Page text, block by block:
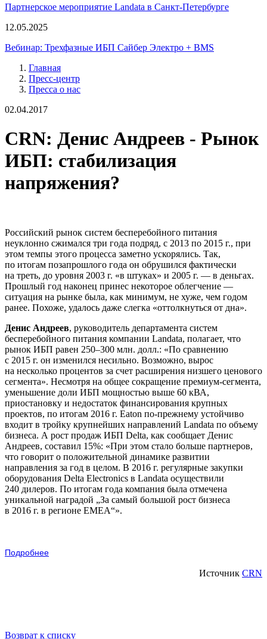
Партнерское мероприятие Landata в Санкт-Петербурге
12.05.2025
Вебинар: Трехфазные ИБП Сайбер Электро + BMS
Главная
Пресс-центр
Пресса о нас
02.04.2017
CRN: Денис Андреев - Рынок
ИБП: стабилизация
напряжения?
Российский рынок систем бесперебойного питания
неуклонно сжимался три года подряд, с 2013 по 2015 г., при
этом темпы этого процесса заметно ускорялись. Так,
по итогам позапрошлого года он обрушился фактически
на треть, до уровня 2003 г. «в штуках» и 2005 г. — в деньгах.
Прошлый год наконец принес некоторое облегчение —
ситуация на рынке была, как минимум, не хуже, чем годом
ранее. Похоже, удалось даже слегка «оттолкнуться от дна».
Денис Андреев, руководитель департамента систем
бесперебойного питания компании Landata, полагает, что
рынок ИБП равен 250–300 млн. долл.: «По сравнению
с 2015 г. он изменился несильно. Возможно, вырос
на несколько процентов за счет расширения низшего ценового
сегмента». Несмотря на общее сокращение премиум-сегмента,
уменьшение доли ИБП мощностью выше 60 кВА,
приостановку и недостаток финансирования крупных
проектов, по итогам 2016 г. Eaton по-прежнему устойчиво
входит в тройку крупнейших направлений Landata по объему
бизнеса. А рост продаж ИБП Delta, как сообщает Денис
Андреев, составил 15%: «При этом стало больше партнеров,
что говорит о положительной динамике развитии
направления за год в целом. В 2016 г. регулярные закупки
оборудования Delta Electronics в Landata осуществили
240 дилеров. По итогам года компания была отмечена
уникальной наградой „За самый большой рост бизнеса
в 2016 г. в регионе EMEA“».
Подробнее
Источник CRN
Возврат к списку